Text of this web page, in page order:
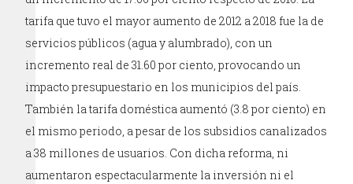
tarifa que tuvo el mayor aumento de 2012 a 2018 fue la de
servicios públicos (agua y alumbrado), con un
incremento real de 31.60 por ciento, provocando un
impacto presupuestario en los municipios del país.
También la tarifa doméstica aumentó (3.8 por ciento) en
el mismo periodo, a pesar de los subsidios canalizados
a 38 millones de usuarios. Con dicha reforma, ni
aumentaron espectacularmente la inversión ni el